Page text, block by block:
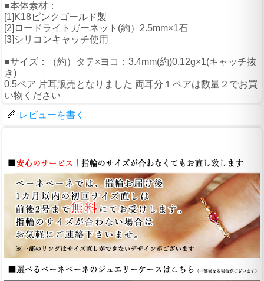
■本体素材：
[1]K18ピンクゴールド製
[2]ロードライトガーネット(約）2.5mm×1石
[3]シリコンキャッチ使用
■サイズ：（約）タテ×ヨコ：3.4mm(約)0.12g×1(キャッチ抜
き)
0.5ペア 片耳販売となりました 両耳分１ペアは数量２でお買
い物ください
レビューを書く